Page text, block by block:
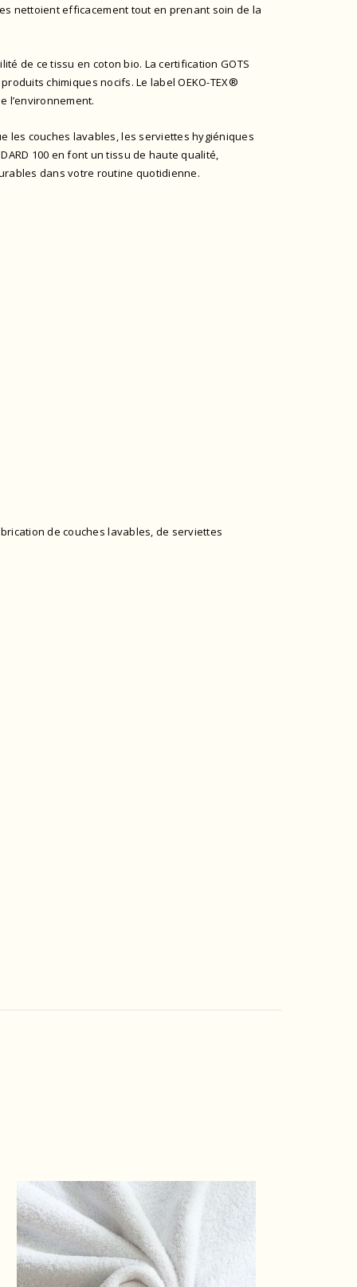
nettoient efficacement tout en prenant soin de la
de ce tissu en coton bio. La certification GOTS
chimiques nocifs. Le label OEKO-TEX®
l’environnement.
les couches lavables, les serviettes hygiéniques
100 en font un tissu de haute qualité,
dans votre routine quotidienne.
de couches lavables, de serviettes